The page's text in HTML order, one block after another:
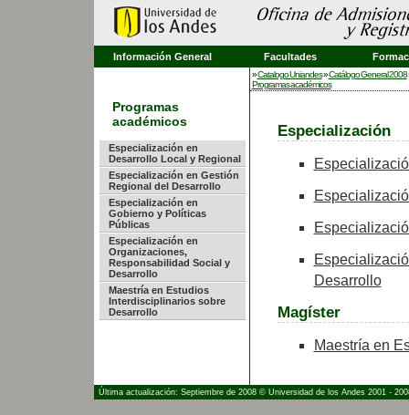
Información General Facultades
Programas
académicos
Especialización en
Desarrollo Local y Regional
Especialización en Gestión
Regional del Desarrollo
Especialización en
Gobierno y Políticas
Públicas
Especialización en
Organizaciones,
Responsabilidad Social y
Desarrollo
Maestría en Estudios
Interdisciplinarios sobre
Desarrollo
»Catalogo Uniandes»Catálogo General 2008
Programas académicos
Especialización
Desarrollo
Magíster
Maestría en
Última actualización: Septiembre de 2008 © Universidad de los Andes 2001 -